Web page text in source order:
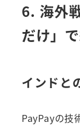
6. 海外
だけ」
インドと
PayPayの技